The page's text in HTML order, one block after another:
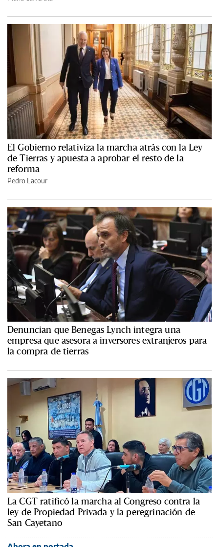
El Gobierno relativiza la marcha atrás con la Ley
de Tierras y apuesta a aprobar el resto de la
reforma
Pedro Lacour
Denuncian que Benegas Lynch integra una
empresa que asesora a inversores extranjeros para
la compra de tierras
La CGT ratificó la marcha al Congreso contra la
ley de Propiedad Privada y la peregrinación de
San Cayetano